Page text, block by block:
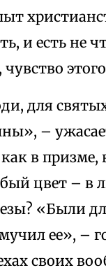
и есть не
для
–
в
цвет – в
«Были
ее», –
своих